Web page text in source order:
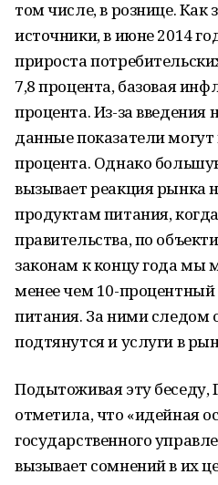
том числе, в рознице.
источники, в июне 2014
прироста
7,8 процента, базовая
процента. Из-за введения
данные показатели
процента. Однако
вызывает реакция рынка
продуктам питания,
правительства, по
законам к концу года мы
менее чем 10-
питания. За ними следом
подтянутся и услуги в
Подытоживая эту беседу,
отметила, что «идейная
государственного
вызывает сомнений в их